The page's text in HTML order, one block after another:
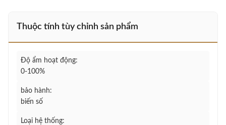
Thuộc tính tùy chỉnh sản phẩm
Độ ẩm hoạt động:
0-100%
bảo hành:
biến số
Loại hệ thống: